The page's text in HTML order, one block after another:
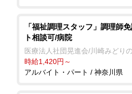
「福祉調理スタッフ」調理師
ト相談可/病院
医療法人社団晃進会/川崎みどり
時給1,420円～
アルバイト・パート / 神奈川県